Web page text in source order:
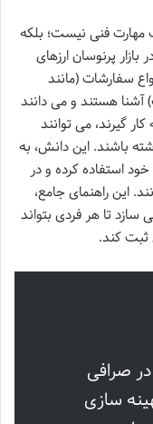
فنی نیست؛ بلکه
پرنوسان ارزهای
سفارشات (مانند
آشنا هستند و می دانند
گیرند، می توانند
باشند. این دانش، به
استفاده کرده و در
این راهنمای جامع،
سازد تا هر فردی بتواند
ثبت کند.
صرافی
سازی